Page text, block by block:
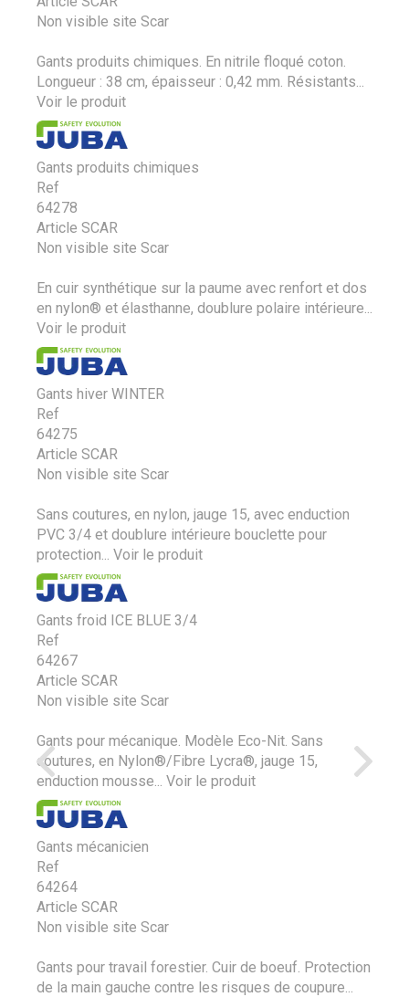
Non visible site Scar
Gants produits chimiques. En nitrile floqué coton.
Longueur : 38 cm, épaisseur : 0,42 mm. Résistants...
Voir le produit
Gants produits chimiques
Ref
64278
Article SCAR
Non visible site Scar
En cuir synthétique sur la paume avec renfort et dos
en nylon® et élasthanne, doublure polaire intérieure...
Voir le produit
Gants hiver WINTER
Ref
64275
Article SCAR
Non visible site Scar
Sans coutures, en nylon, jauge 15, avec enduction
PVC 3/4 et doublure intérieure bouclette pour
protection...
Voir le produit
Gants froid ICE BLUE 3/4
Ref
64267
Article SCAR
Non visible site Scar
Gants pour mécanique. Modèle Eco-Nit. Sans
coutures, en Nylon®/Fibre Lycra®, jauge 15,
enduction mousse...
Voir le produit
Gants mécanicien
Ref
64264
Article SCAR
Non visible site Scar
Gants pour travail forestier. Cuir de boeuf. Protection
de la main gauche contre les risques de coupure...